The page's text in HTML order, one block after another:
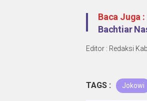
Baca Juga :
Bachtiar
Editor : Redaksi
TAGS : Jokowi